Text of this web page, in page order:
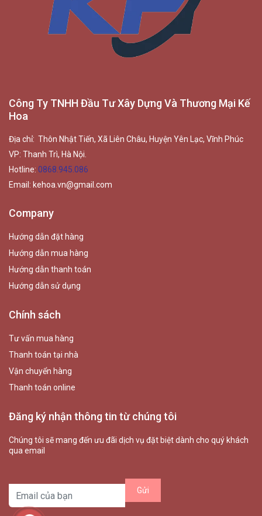
Công Ty TNHH Đầu Tư Xây Dựng Và Thương Mại Kế
Hoa
Địa chỉ: Thôn Nhật Tiến, Xã Liên Châu, Huyện Yên Lạc, Vĩnh Phúc
VP: Thanh Trì, Hà Nội.
Hotline: 0868.945.086
Email: kehoa.vn@gmail.com
Company
Hướng dẫn đặt hàng
Hướng dẫn mua hàng
Hướng dẫn thanh toán
Hướng dẫn sử dụng
Chính sách
Tư vấn mua hàng
Thanh toán tại nhà
Vận chuyển hàng
Thanh toán online
Đăng ký nhận thông tin từ chúng tôi
Chúng tôi sẽ mang đến ưu đãi dịch vụ đặt biệt dành cho quý khách
qua email